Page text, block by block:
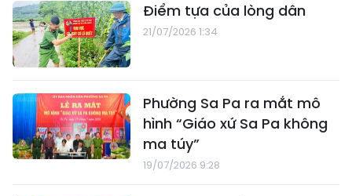
Điểm tựa của lòng dân
21/07/2026 1:34
Phường Sa Pa ra mắt mô
hình “Giáo xứ Sa Pa không
ma túy”
19/07/2026 9:28